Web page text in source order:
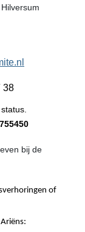
38
bij de
of